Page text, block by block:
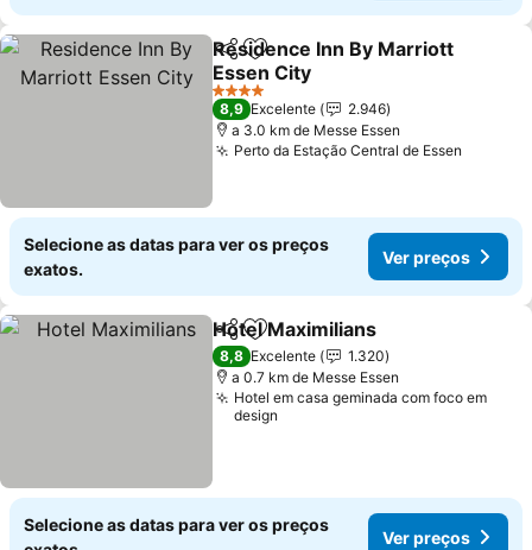
PartilharAdicionar aos favoritos
Residence Inn By Marriott
Essen City
Ver preços
4 Estrelas
8,9 Excelente
2.946
a 3.0 km de Messe Essen
Perto da Estação Central de Essen
Selecione as datas para ver os preços
exatos.
Ver preços
PartilharAdicionar aos favoritos
Hotel Maximilians
8,8 Excelente
1.320
a 0.7 km de Messe Essen
Hotel em casa geminada com foco em
design
Selecione as datas para ver os preços
Ver preços